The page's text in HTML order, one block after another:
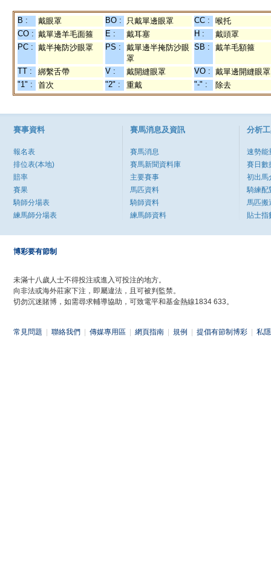
B : 戴眼罩 BO : 只戴單邊眼罩 CC :
喉托
CO : 戴單邊羊毛面箍 E : 戴耳塞 H :
戴頭罩
PC : 戴半掩防沙眼罩 PS :
戴單邊半掩防沙眼
罩
SB : 戴羊毛額箍
TT : 綁繫舌帶 V : 戴開縫眼罩 VO : 戴單邊開縫眼罩
"1" :
首次 "2" : 重戴 "-" : 除去
賽事資料
報名表
排位表(本地)
賠率
賽果
騎師分場表
練馬師分場表
賽馬消息及資訊
賽馬消息
賽馬新聞資料庫
主要賽事
馬匹資料
騎師資料
練馬師資料
分析
速勢能
賽日數
初出馬
騎練配
馬匹搬
貼士指
博彩要有節制
未滿十八歲人士不得投注或進入可投注的地方。
向非法或海外莊家下注，即屬違法，且可被判監禁。
切勿沉迷賭博，如需尋求輔導協助，可致電平和基金熱線1834 633。
常見問題 聯絡我們 傳媒專用區 網頁指南 規例 提倡有節制博彩 私